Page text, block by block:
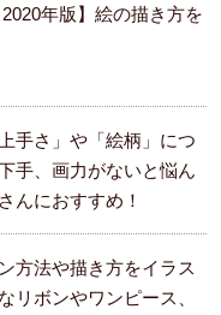
2020年版】絵の描き方を
手さ」や「絵柄」につ
手、画力がないと悩ん
んにおすすめ！
方法や描き方をイラス
リボンやワンピース、